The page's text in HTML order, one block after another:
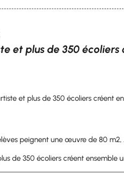
et plus de 350
et plus de 350 écoliers créent
peignent une œuvre de 80
de 350 écoliers créent ensemble